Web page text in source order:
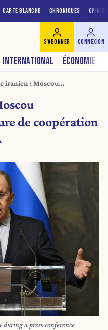
CARTE BLANCHE CHRONIQUES
INTERNATIONAL ÉCONOMIE
S'ABONNER CONNEXION
iranien : Moscou
et l’AIEA
de coopération
a press conference